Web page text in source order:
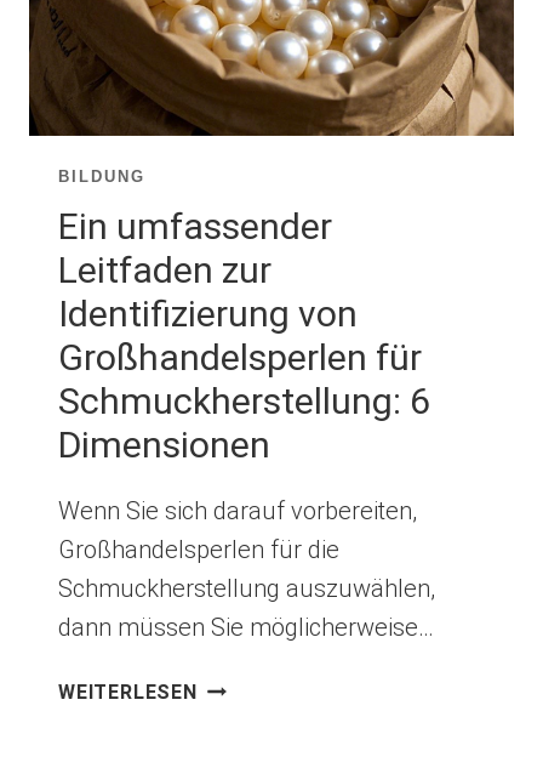
ACHTEILE)
BILDUNG
Ein umfassender
Leitfaden zur
Identifizierung von
Großhandelsperlen für
Schmuckherstellung: 6
Dimensionen
Wenn Sie sich darauf vorbereiten,
Großhandelsperlen für die
Schmuckherstellung auszuwählen,
dann müssen Sie möglicherweise…
WEITERLESENEIN